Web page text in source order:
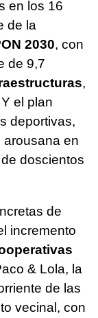
en los 16
de la
2030, con
de 9,7
,
el plan
deportivas,
arousana en
doscientos
de
incremento
& Lola, la
de las
vecinal, con